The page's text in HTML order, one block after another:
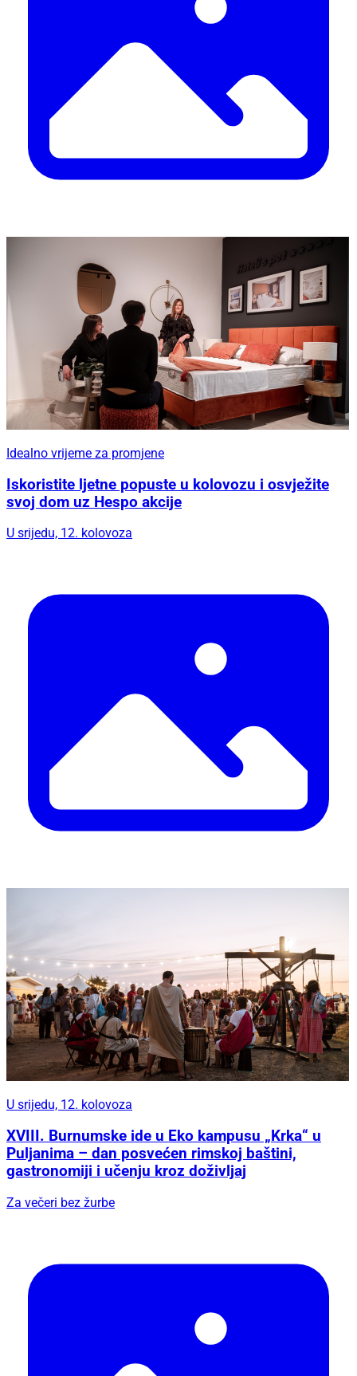
Idealno vrijeme za promjene
Iskoristite ljetne popuste u kolovozu i osvježite
svoj dom uz Hespo akcije
U srijedu, 12. kolovoza
U srijedu, 12. kolovoza
XVIII. Burnumske ide u Eko kampusu „Krka“ u
Puljanima – dan posvećen rimskoj baštini,
gastronomiji i učenju kroz doživljaj
Za večeri bez žurbe